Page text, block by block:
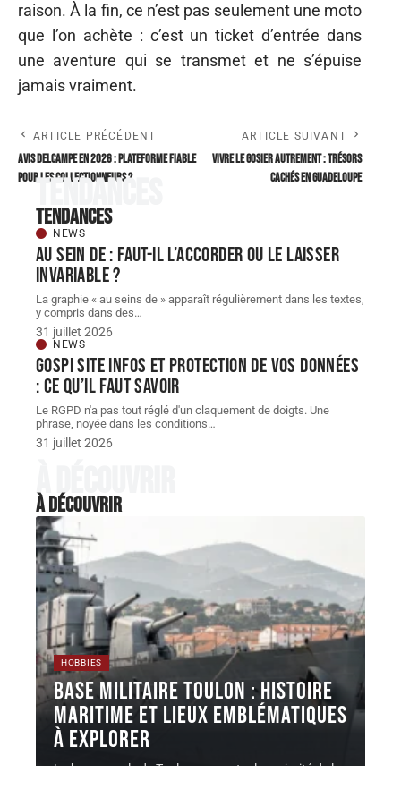
raison. À la fin, ce n’est pas seulement une moto
que l’on achète : c’est un ticket d’entrée dans
une aventure qui se transmet et ne s’épuise
jamais vraiment.
ARTICLE PRÉCÉDENT
Avis Delcampe en 2026 : plateforme fiable
pour les collectionneurs ?
ARTICLE SUIVANT
Vivre le Gosier autrement : trésors
cachés en Guadeloupe
Tendances
Tendances
NEWS
Au sein de : faut-il l’accorder ou le laisser
invariable ?
La graphie « au seins de » apparaît régulièrement dans les textes,
y compris dans des…
31 juillet 2026
NEWS
Gospi site infos et protection de vos données
: ce qu’il faut savoir
Le RGPD n'a pas tout réglé d'un claquement de doigts. Une
phrase, noyée dans les conditions…
31 juillet 2026
À découvrir
À découvrir
HOBBIES
Base militaire Toulon : histoire
maritime et lieux emblématiques
à explorer
La base navale de Toulon concentre la majorité de la